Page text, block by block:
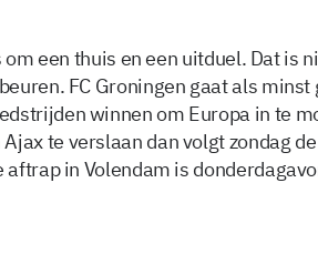
een thuis en een uitduel. Dat is
FC Groningen gaat als minst
winnen om Europa in te
te verslaan dan volgt zondag
aftrap in Volendam is